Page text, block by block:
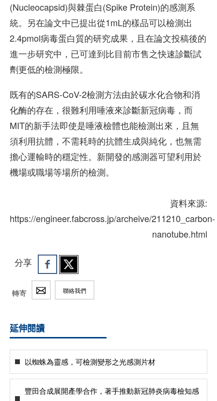
(Nucleocapsid)與棘蛋白(Spike Protein)的感測系
統。另在論文中已提出從1mL的樣品可以檢測出
2.4pmol病毒蛋白質的研究成果，且在論文投稿後的
進一步研究中，已可達到比目前市售之快速診斷試
劑更低的檢測極限。
既有的SARS-CoV-2檢測方法由於碳水化合物和消
化酶的存在，很難利用唾液來診斷新冠病毒，而
MIT的新手法即使是唾液檢體也能檢測出來，且無
須利用抗體，不需耗時的抗體生成與純化，也無需
擔心運輸時的穩定性。新開發的感測器可望利用於
機場或職場等場所的檢測。
資料來源:
https://engineer.fabcross.jp/archeive/211210_carbon-
nanotube.html
分享
轉寄 聯絡我們
延伸閱讀
以蜘蛛為靈感，可檢測變形之光感測片材
豐田合成展開產學合作，著手推動新冠肺炎病毒檢知感